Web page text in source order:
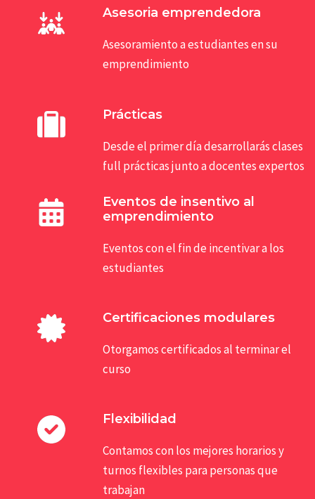
Asesoria emprendedora
Asesoramiento a estudiantes en su
emprendimiento
Prácticas
Desde el primer día desarrollarás clases
full prácticas junto a docentes expertos
Eventos de insentivo al
emprendimiento
Eventos con el fin de incentivar a los
estudiantes
Certificaciones modulares
Otorgamos certificados al terminar el
curso
Flexibilidad
Contamos con los mejores horarios y
turnos flexibles para personas que
trabajan